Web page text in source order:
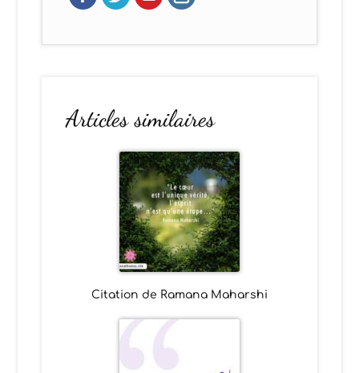
Articles similaires
Citation de Ramana Maharshi